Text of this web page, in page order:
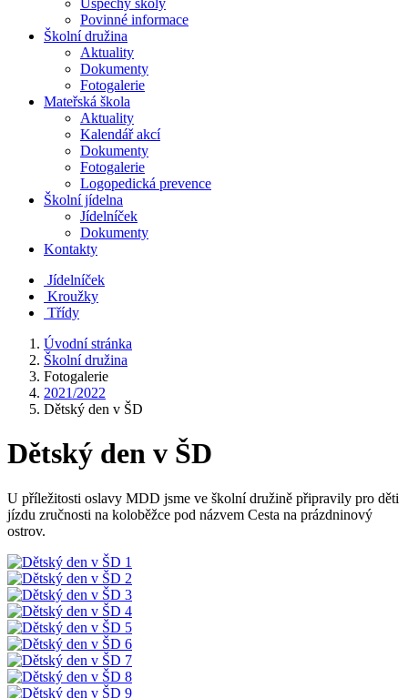
Úspěchy školy
Povinné informace
Školní družina
Aktuality
Dokumenty
Fotogalerie
Mateřská škola
Aktuality
Kalendář akcí
Dokumenty
Fotogalerie
Logopedická prevence
Školní jídelna
Jídelníček
Dokumenty
Kontakty
Jídelníček
Kroužky
Třídy
Úvodní stránka
Školní družina
Fotogalerie
2021/2022
Dětský den v ŠD
Dětský den v ŠD
U příležitosti oslavy MDD jsme ve školní družině připravily pro děti
jízdu zručnosti na koloběžce pod názvem Cesta na prázdninový
ostrov.